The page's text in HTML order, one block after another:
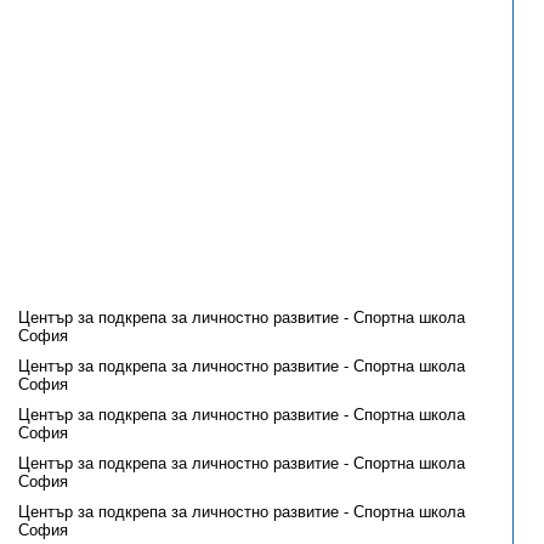
Център за подкрепа за личностно развитие - Спортна школа
София
Център за подкрепа за личностно развитие - Спортна школа
София
Център за подкрепа за личностно развитие - Спортна школа
София
Център за подкрепа за личностно развитие - Спортна школа
София
Център за подкрепа за личностно развитие - Спортна школа
София